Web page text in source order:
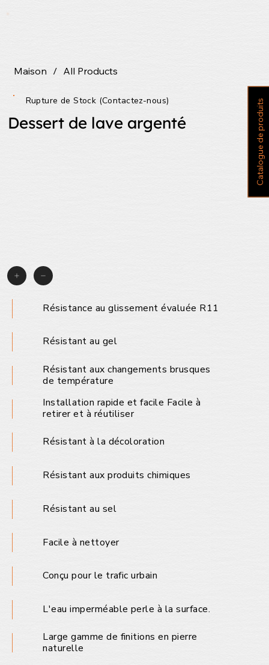
Maison / All Products
Résistance au glissement évaluée R11
Résistant au gel
Résistant aux changements brusques
de température
Installation rapide et facile Facile à
retirer et à réutiliser
Résistant à la décoloration
Résistant aux produits chimiques
Résistant au sel
Facile à nettoyer
Conçu pour le trafic urbain
L'eau imperméable perle à la surface.
Large gamme de finitions en pierre
naturelle
Rupture de Stock (Contactez-nous)
Dessert de lave argenté C
a
t
a
l
o
g
u
e
d
e
p
r
o
d
u
i
t